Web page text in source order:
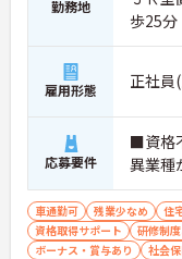
勤務地
歩25分
雇用形態 正社員
応募要件
■資格
異業種
車通勤可 残業少なめ 住
資格取得サポート
研修制
ボーナス・賞与あり
社会